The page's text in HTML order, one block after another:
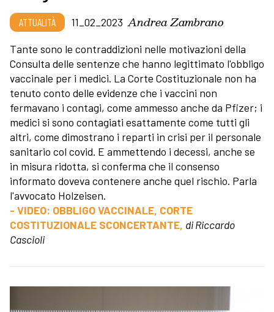
ATTUALITÀ 11_02_2023 Andrea Zambrano
Tante sono le contraddizioni nelle motivazioni della
Consulta delle sentenze che hanno legittimato l'obbligo
vaccinale per i medici. La Corte Costituzionale non ha
tenuto conto delle evidenze che i vaccini non
fermavano i contagi, come ammesso anche da Pfizer; i
medici si sono contagiati esattamente come tutti gli
altri, come dimostrano i reparti in crisi per il personale
sanitario col covid. E ammettendo i decessi, anche se
in misura ridotta, si conferma che il consenso
informato doveva contenere anche quel rischio. Parla
l'avvocato Holzeisen.
- VIDEO: OBBLIGO VACCINALE, CORTE
COSTITUZIONALE SCONCERTANTE, di Riccardo
Cascioli